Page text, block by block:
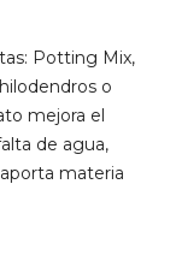
Potting Mix,
o
mejora el
de agua,
materia